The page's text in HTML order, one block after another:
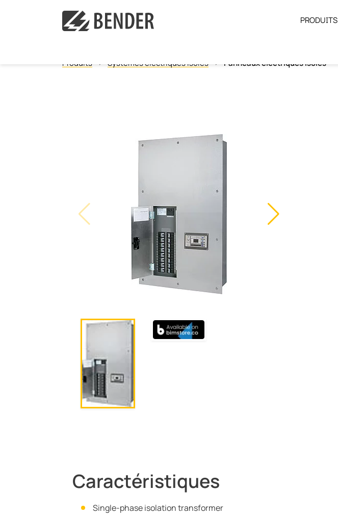
PRODUITS
Produits
Systèmes électriques isolés
Commande et observation
Convertisseurs de courant
Régulateur de charge
Systèmes électriques isolés Panneaux électriques isolés
Caractéristiques
Single-phase isolation transformer